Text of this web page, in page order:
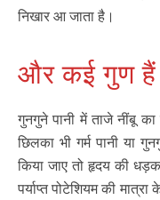
निखार आ जाता है।
और कई गुण हैं
गुनगुने पानी में ताजे नींबू
छिलका भी गर्म पानी या
किया जाए तो हृदय की
पर्याप्त पोटेशियम की